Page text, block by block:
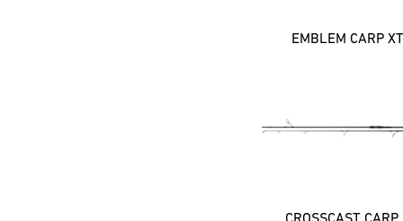
EMBLEM CARP XT